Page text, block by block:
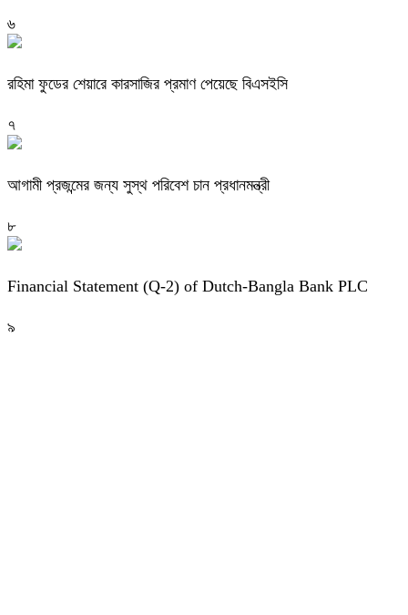
৬
রহিমা ফুডের শেয়ারে কারসাজির প্রমাণ পেয়েছে বিএসইসি
৭
আগামী প্রজন্মের জন্য সুস্থ পরিবেশ চান প্রধানমন্ত্রী
৮
Financial Statement (Q-2) of Dutch-Bangla Bank PLC
৯